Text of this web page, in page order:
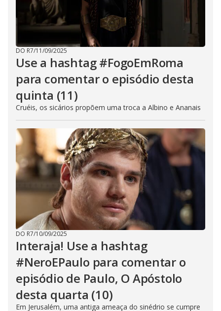
DO R7/11/09/2025
Use a hashtag #FogoEmRoma
para comentar o episódio desta
quinta (11)
Cruéis, os sicários propõem uma troca a Albino e Ananais
DO R7/10/09/2025
Interaja! Use a hashtag
#NeroEPaulo para comentar o
episódio de Paulo, O Apóstolo
desta quarta (10)
Em Jerusalém, uma antiga ameaça do sinédrio se cumpre